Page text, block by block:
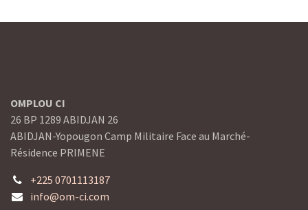
OMPLOU CI
26 BP 1289 ABIDJAN 26
ABIDJAN-Yopougon Camp Militaire Face au Marché-
Résidence PRIMENE
+225 0701113187
info@om-ci.com